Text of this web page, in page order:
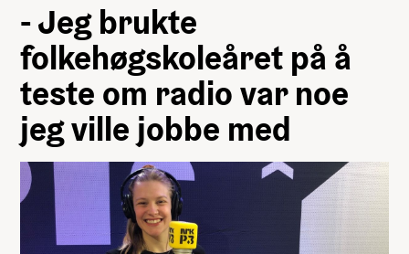
- Jeg brukte
folkehøgskoleåret på å
teste om radio var noe
jeg ville jobbe med